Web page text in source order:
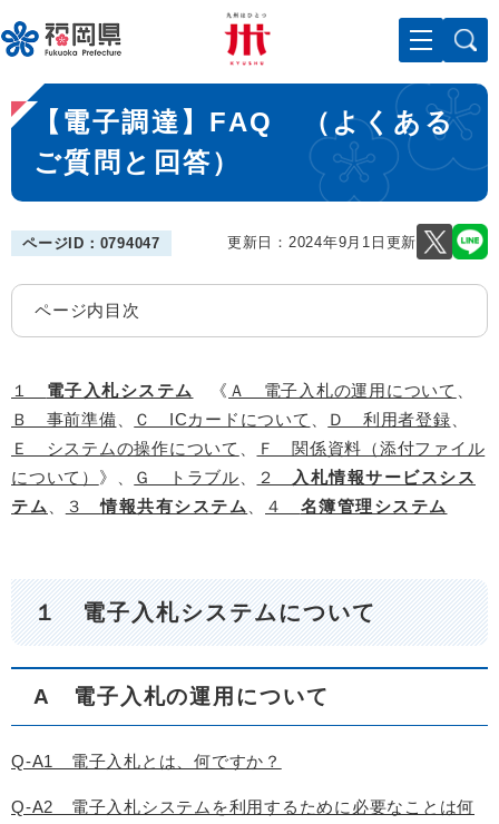
ー
ジ
先
頭
。
メニューを飛ばして本文へ
本
文
【電子調達】FAQ （よくある
ご質問と回答）
ページID：0794047 更新日：2024年9月1日更新
ページ内目次
１ 電子入札システム 《 Ａ 電子入札の運用について
Ｂ 事前準備
Ｃ ICカードについて Ｄ 利用者登録
Ｅ システムの操作について
Ｆ 関係資料（添付ファイル
について） 》、 Ｇ トラブル ２
入札情報サービスシス
テム
３情報共有システム ４ 名簿管理システム
１ 電子入札システムについて
A 電子入札の運用について
Q-A1 電子入札とは、何ですか？
Q-A2 電子入札システムを利用するために必要なことは何